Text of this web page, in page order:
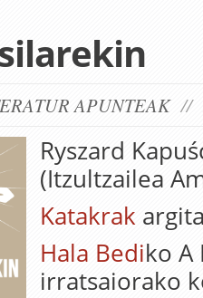
APUNTEAK//
Ryszard
(Itzultzailea
Katakrak
Hala Bediko A
irratsaiorako